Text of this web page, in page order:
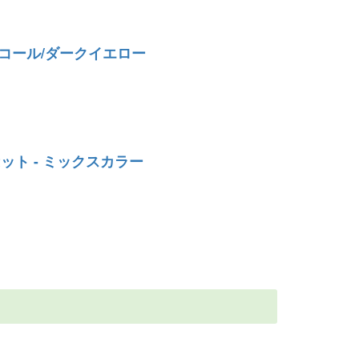
ール/ダークイエロー
ト - ミックスカラー